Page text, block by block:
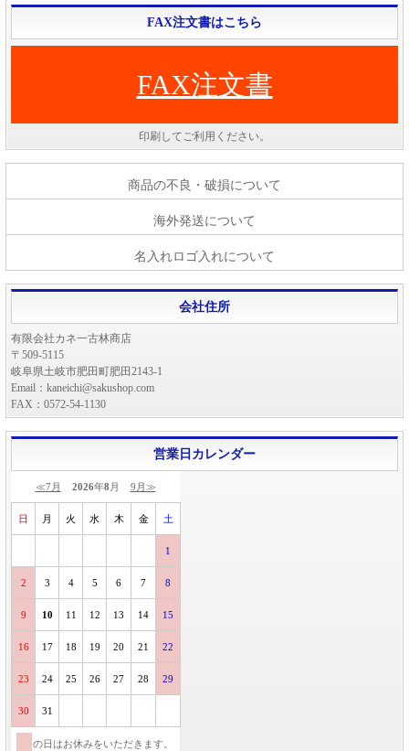
FAX注文書はこちら
FAX注文書
印刷してご利用ください。
商品の不良・破損について
海外発送について
名入れロゴ入れについて
会社住所
有限会社カネ一古林商店
〒509-5115
岐阜県土岐市肥田町肥田2143-1
Email：kaneichi@sakushop.com
FAX：0572-54-1130
営業日カレンダー
≪7月 2026年8 月 9月≫
日 月 火 水 木 金 土
1
2 3 4 5 6 7 8
9 10 11 12 13 14 15
16 17 18 19 20 21 22
23 24 25 26 27 28 29
30 31
の日はお休みをいただきます。